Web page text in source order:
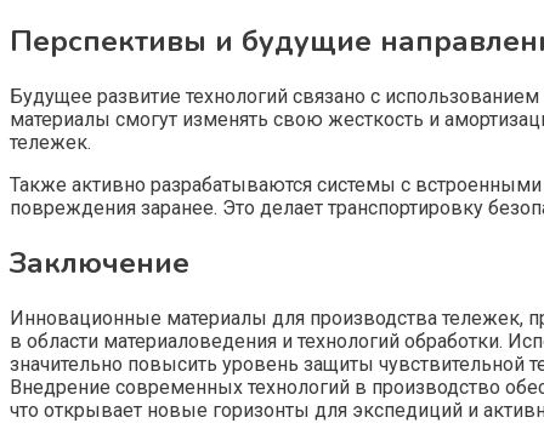
Перспективы и будущие
Будущее развитие технологий связано с
материалы смогут изменять свою жесткость и
тележек.
Также активно разрабатываются системы с
повреждения заранее. Это делает транспортировку
Заключение
Инновационные материалы для производства тележек,
в области материаловедения и технологий обработки.
значительно повысить уровень защиты чувствительной
Внедрение современных технологий в производство
что открывает новые горизонты для экспедиций и